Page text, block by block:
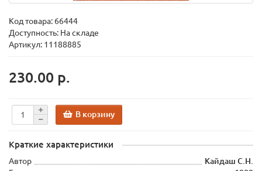
Код товара: 66444
Доступность: На складе
Артикул: 11188885
230.00 р.
В корзину
Краткие характеристики
Автор
Кайдаш С.Н.